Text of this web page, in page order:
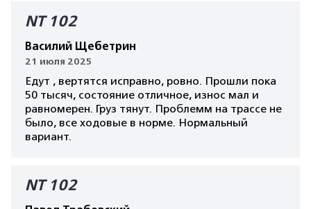
NT 102
Василий Щебетрин
21 июля 2025
Едут , вертятся исправно, ровно. Прошли пока
50 тысяч, состояние отличное, износ мал и
равномерен. Груз тянут. Проблемм на трассе не
было, все ходовые в норме. Нормальный
вариант.
NT 102